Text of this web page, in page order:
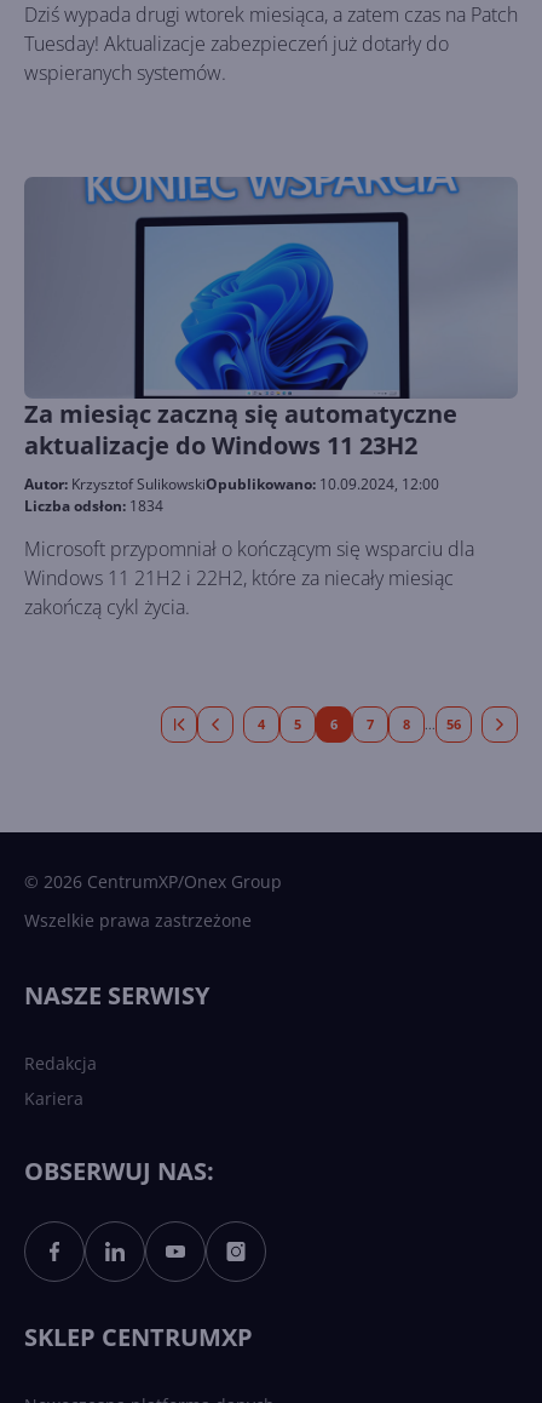
Dziś wypada drugi wtorek miesiąca, a zatem czas na Patch
Tuesday! Aktualizacje zabezpieczeń już dotarły do
wspieranych systemów.
Za miesiąc zaczną się automatyczne
aktualizacje do Windows 11 23H2
Autor: Krzysztof SulikowskiOpublikowano: 10.09.2024, 12:00
Liczba odsłon: 1834
Microsoft przypomniał o kończącym się wsparciu dla
Windows 11 21H2 i 22H2, które za niecały miesiąc
zakończą cykl życia.
4 5 6 7 8 ... 56
© 2026 CentrumXP/Onex Group
Wszelkie prawa zastrzeżone
NASZE SERWISY
Redakcja
Kariera
OBSERWUJ NAS:
SKLEP CENTRUMXP